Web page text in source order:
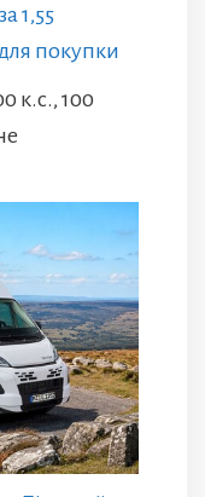
1,55
покупки
к.с., 100